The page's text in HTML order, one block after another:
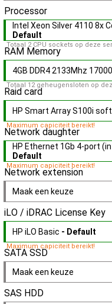
Processor
Intel Xeon Silver 4110 8x
Default
Totaal 2 CPU sockets op deze
RAM Memory
4GB DDR4 2133Mhz
Totaal 12 geheugensloten op
Raid card
HP Smart Array S100i
Maximum capiciteit bereikt!
Network daughter
HP Ethernet 1Gb 4-port
Default
Maximum capiciteit bereikt!
Network extension
Maak een keuze
iLO / iDRAC License Key
HP iLO Basic - Default
Maximum capiciteit bereikt!
SATA SSD
Maak een keuze
SAS HDD